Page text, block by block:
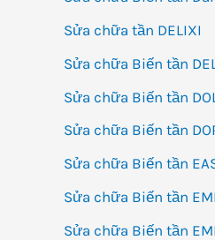
Sửa chữa tần DELIXI
Sửa chữa Biến tần
Sửa chữa Biến tần
Sửa chữa Biến tần
Sửa chữa Biến tần
Sửa chữa Biến tần
Sửa chữa Biến tần